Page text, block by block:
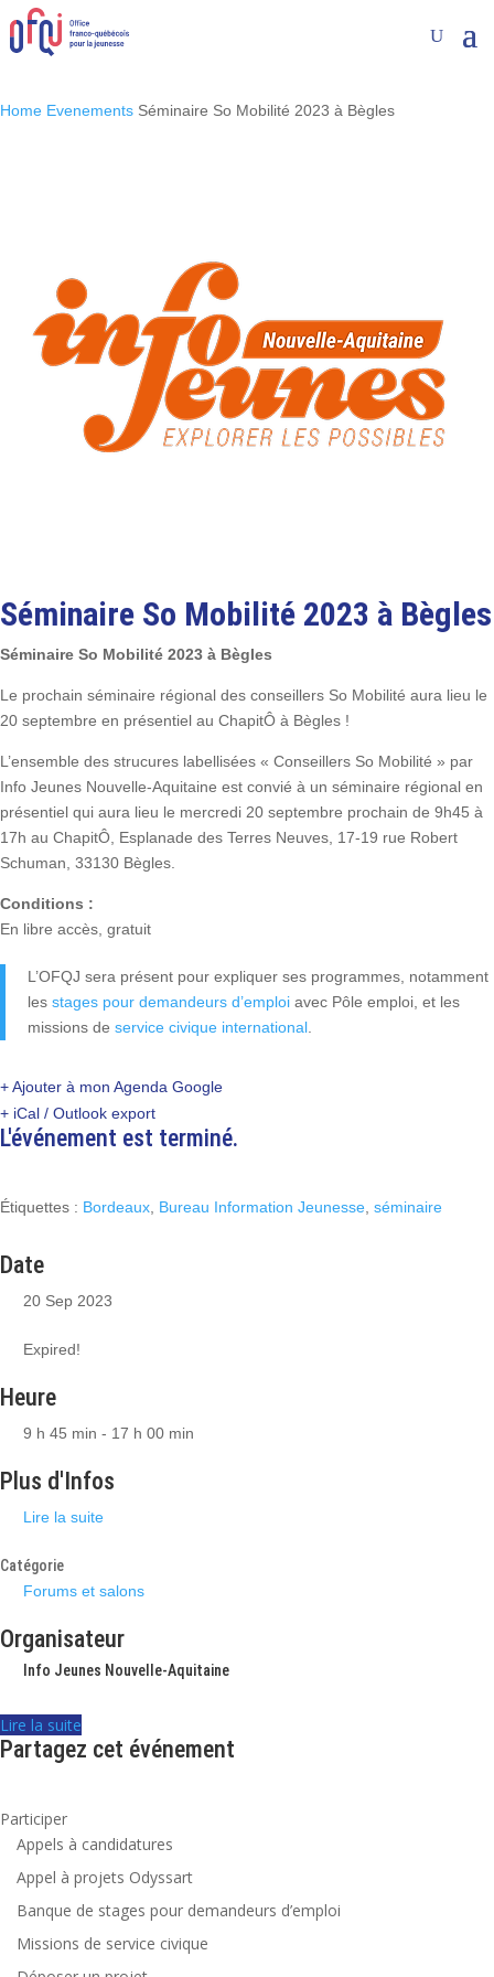
Home Evenements Séminaire So Mobilité 2023 à Bègles
Séminaire So Mobilité 2023 à Bègles
Séminaire So Mobilité 2023 à Bègles
Le prochain séminaire régional des conseillers So Mobilité aura lieu le
20 septembre en présentiel au ChapitÔ à Bègles !
L’ensemble des strucures labellisées « Conseillers So Mobilité » par
Info Jeunes Nouvelle-Aquitaine est convié à un séminaire régional en
présentiel qui aura lieu le mercredi 20 septembre prochain de 9h45 à
17h au ChapitÔ, Esplanade des Terres Neuves, 17-19 rue Robert
Schuman, 33130 Bègles.
Conditions :
En libre accès, gratuit
L’OFQJ sera présent pour expliquer ses programmes, notamment
les stages pour demandeurs d’emploi avec Pôle emploi, et les
missions de service civique international
+ Ajouter à mon Agenda Google
+ iCal / Outlook export
L'événement est terminé.
Étiquettes : Bordeaux Bureau Information Jeunesse séminaire
Date
20 Sep 2023
Expired!
Heure
9 h 45 min - 17 h 00 min
Plus d'Infos
Lire la suite
Catégorie
Forums et salons
Organisateur
Info Jeunes Nouvelle-Aquitaine
Lire la suite
Partagez cet événement
Participer
Appels à candidatures
Appel à projets Odyssart
Banque de stages pour demandeurs d’emploi
Missions de service civique